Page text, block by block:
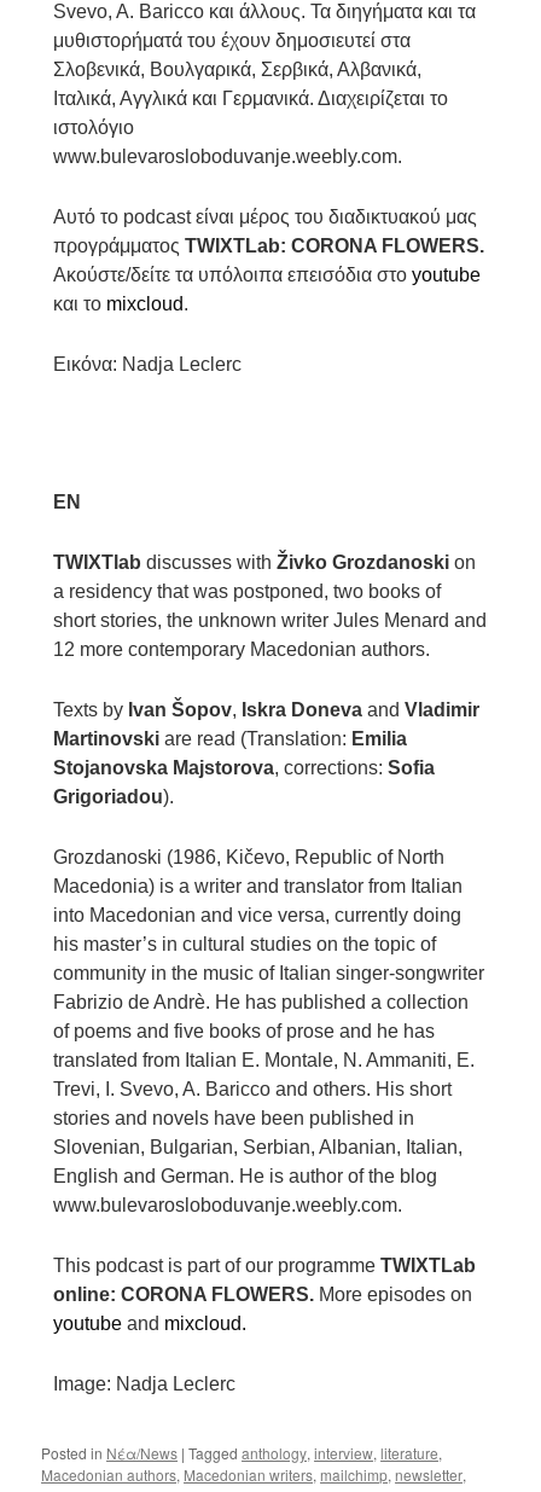
Svevo, A. Baricco και άλλους. Τα διηγήματα και τα
μυθιστορήματά του έχουν δημοσιευτεί στα
Σλοβενικά, Βουλγαρικά, Σερβικά, Αλβανικά,
Ιταλικά, Αγγλικά και Γερμανικά. Διαχειρίζεται το
ιστολόγιο
www.bulevarosloboduvanje.weebly.com.
Αυτό το podcast είναι μέρος του διαδικτυακού μας
προγράμματοςTWIXTLab: CORONA FLOWERS.
Ακούστε/δείτε τα υπόλοιπα επεισόδια στοyoutube
και το mixcloud.
Εικόνα: Nadja Leclerc
EN
TWIXTlab discusses withŽivko Grozdanoski on
a residency that was postponed, two books of
short stories, the unknown writer Jules Menard and
12 more contemporary Macedonian authors.
Texts by Ivan Šopov, Iskra Doneva andVladimir
Martinovskiare read (Translation: Emilia
Stojanovska Majstorova, corrections:Sofia
Grigoriadou).
Grozdanoski (1986, Kičevo, Republic of North
Macedonia) is a writer and translator from Italian
into Macedonian and vice versa, currently doing
his master’s in cultural studies on the topic of
community in the music of Italian singer-songwriter
Fabrizio de Andrè. He has published a collection
of poems and five books of prose and he has
translated from Italian E. Montale, N. Ammaniti, E.
Trevi, I. Svevo, A. Baricco and others. His short
stories and novels have been published in
Slovenian, Bulgarian, Serbian, Albanian, Italian,
English and German. He is author of the blog
www.bulevarosloboduvanje.weebly.com.
This podcast is part of our programmeTWIXTLab
online: CORONA FLOWERS. More episodes on
youtube and mixcloud.
Image: Nadja Leclerc
Posted in Νέα/News |Tagged anthology,interview,literature,
Macedonian authors, Macedonian writers, mailchimp, newsletter,